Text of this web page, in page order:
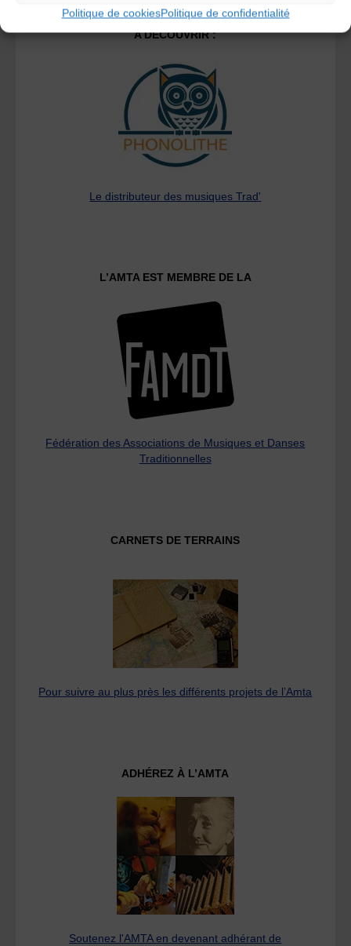
Politique de cookiesPolitique de confidentialité
A DECOUVRIR :
Le distributeur des musiques Trad'
L’AMTA EST MEMBRE DE LA
Fédération des Associations de Musiques et Danses
Traditionnelles
CARNETS DE TERRAINS
Pour suivre au plus près les différents projets de l’Amta
ADHÉREZ À L’AMTA
Soutenez l'AMTA en devenant adhérant de